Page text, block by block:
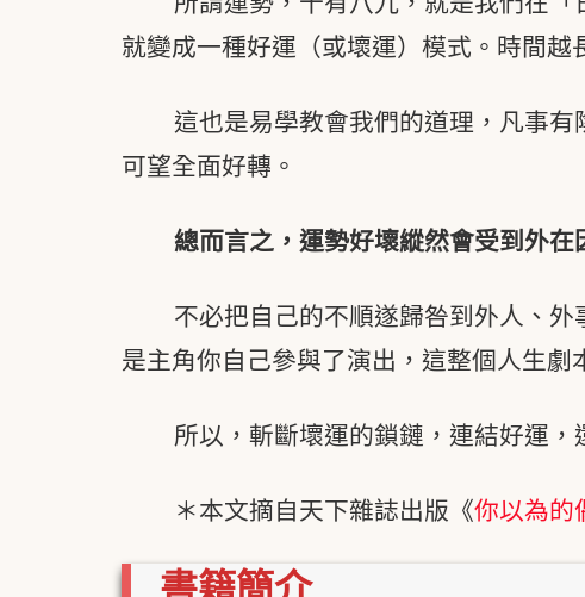
就變成一種好運（或壞運）模式。時間越
這也是易學教會我們的道理，凡事
可望全面好轉。
總而言之，運勢好壞縱然會受到外
不必把自己的不順遂歸咎到外人、
是主角你自己參與了演出，這整個人生劇
所以，斬斷壞運的鎖鏈，連結好運，
＊本文摘自天下雜誌出版《你以為的
書籍簡介